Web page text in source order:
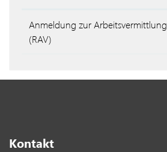
Anmeldung zur Arbeitsvermittlung
(RAV)
Kontakt